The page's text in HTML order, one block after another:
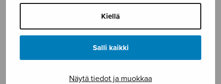
Kiellä
Salli kaikki
Näytä tiedot ja muokkaa
Kipeän loihtu
Moilanen Olli
4,30€